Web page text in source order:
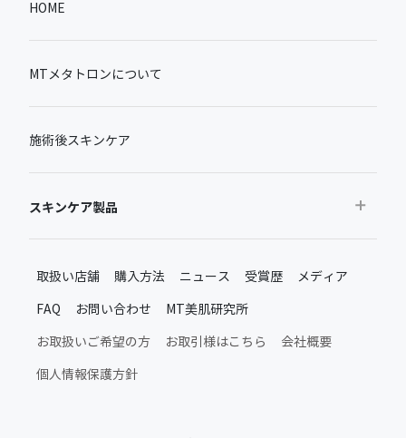
HOME
MTメタトロンについて
施術後スキンケア
スキンケア製品
MTメタトロン新製品・限定品
施術後のスキンケア
ムーンアッププロダクト
取扱い店舗 購入方法 ニュース 受賞歴 メディア
FAQ お問い合わせ MT美肌研究所
お取扱いご希望の方 お取引様はこちら 会社概要
個人情報保護方針